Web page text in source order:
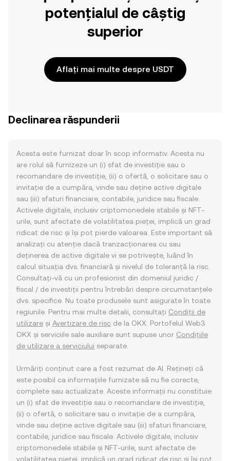
potențialul de câștig
superior
Aflați mai multe despre USDT
Declinarea răspunderii
Acesta este furnizat doar în scop informativ. Acesta nu
are rolul să furnizeze un (i) sfat de investiție sau o
recomandare de investiție, (ii) o ofertă, o solicitare sau o
invitație de a cumpăra, vinde sau deține active digitale
sau (iii) sfaturi financiare, contabile, juridice sau fiscale.
Activele digitale, inclusiv criptomonedele stabile și NFT-
urile, sunt afectate de volatilitatea pieței, implică un grad
ridicat de risc și își pot pierde valoarea. Este important să
analizați cu atenție dacă tranzacționarea cu sau
deținerea de active digitale vi se potrivește, luând în
calcul situația dvs. financiară și nivelul de toleranță la risc.
Consultați-vă cu un profesionist din domeniul juridic /
fiscal / de investiții pentru întrebări despre circumstanțele
dvs. specifice. Nu toate produsele sunt asigurate în toate
regiunile. Pentru mai multe detalii, consultați Condiții de
utilizare și Avertizare de risc de la OKX. Portofelul Web3
OKX și serviciile sale auxiliare sunt supuse unor Condițiile
de utilizare a serviciului separate.
Urmăriți conținut care a fost rezumat de AI. Rețineți că
este posibil ca informațiile furnizate să nu fie corecte,
complete sau actualizate. Aceste informații nu constituie
un (i) sfat de investiție sau o recomandare de investiție,
(ii) o ofertă, o solicitare sau o invitație de a cumpăra,
vinde sau deține active digitale sau (iii) sfaturi financiare,
contabile, juridice sau fiscale. Activele digitale, inclusiv
criptomonedele stabile și NFT-urile, sunt afectate de
volatilitatea pieței, implică un grad ridicat de risc și își pot